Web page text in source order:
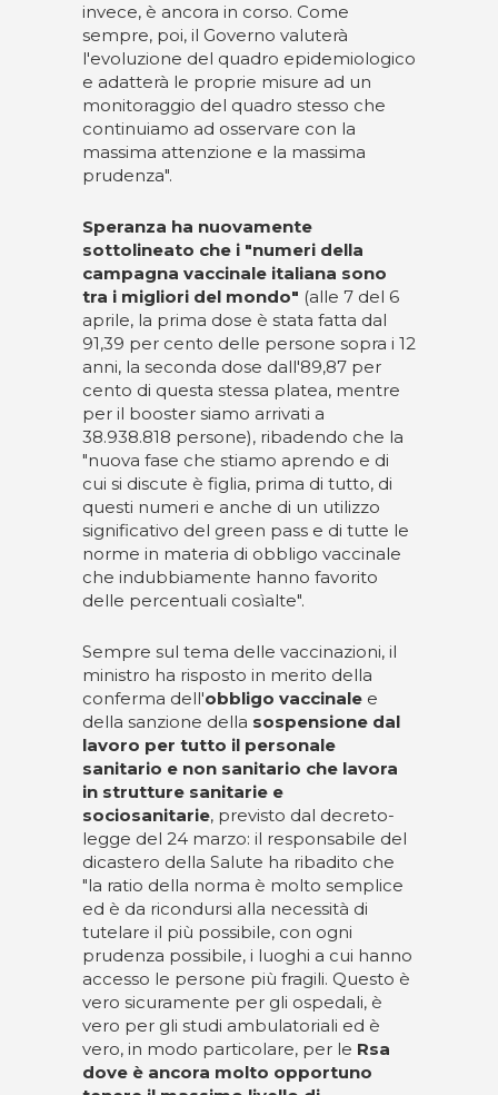
invece, è ancora in corso. Come
sempre, poi, il Governo valuterà
l'evoluzione del quadro epidemiologico
e adatterà le proprie misure ad un
monitoraggio del quadro stesso che
continuiamo ad osservare con la
massima attenzione e la massima
prudenza".
Speranza ha nuovamente
sottolineato che i "numeri della
campagna vaccinale italiana sono
tra i migliori del mondo" (alle 7 del 6
aprile, la prima dose è stata fatta dal
91,39 per cento delle persone sopra i 12
anni, la seconda dose dall'89,87 per
cento di questa stessa platea, mentre
per il booster siamo arrivati a
38.938.818 persone), ribadendo che la
"nuova fase che stiamo aprendo e di
cui si discute è figlia, prima di tutto, di
questi numeri e anche di un utilizzo
significativo del green pass e di tutte le
norme in materia di obbligo vaccinale
che indubbiamente hanno favorito
delle percentuali cosìalte".
Sempre sul tema delle vaccinazioni, il
ministro ha risposto in merito della
conferma dell'obbligo vaccinale e
della sanzione della sospensione dal
lavoro per tutto il personale
sanitario e non sanitario che lavora
in strutture sanitarie e
sociosanitarie, previsto dal decreto-
legge del 24 marzo: il responsabile del
dicastero della Salute ha ribadito che
"la ratio della norma è molto semplice
ed è da ricondursi alla necessità di
tutelare il più possibile, con ogni
prudenza possibile, i luoghi a cui hanno
accesso le persone più fragili. Questo è
vero sicuramente per gli ospedali, è
vero per gli studi ambulatoriali ed è
vero, in modo particolare, per le Rsa
dove è ancora molto opportuno